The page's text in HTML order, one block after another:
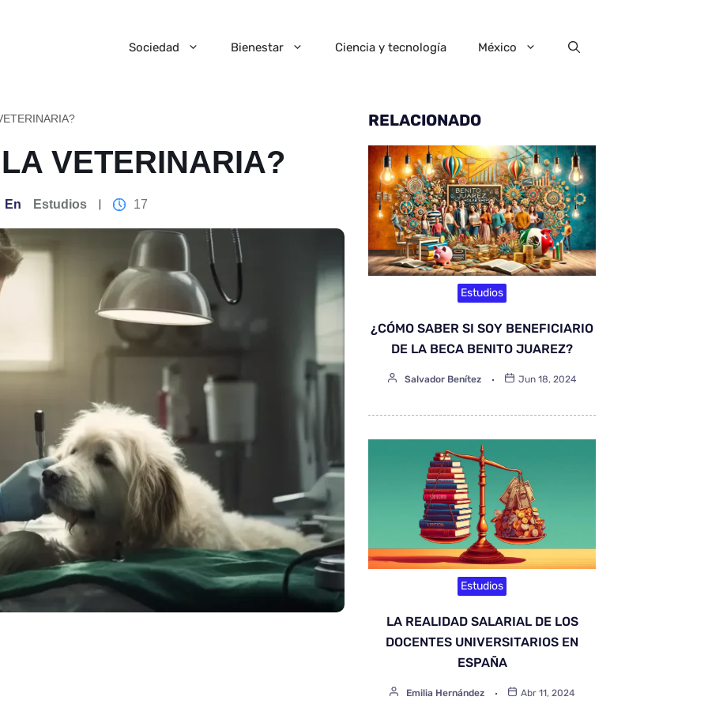
Sociedad Bienestar Ciencia y tecnología México
VETERINARIA?
En Estudios 17
RELACIONADO
Estudios
¿CÓMO SABER SI SOY BENEFICIARIO
DE LA BECA BENITO JUAREZ?
Salvador Benítez Jun 18, 2024
Estudios
LA REALIDAD SALARIAL DE LOS
DOCENTES UNIVERSITARIOS EN
ESPAÑA
Emilia Hernández Abr 11, 2024